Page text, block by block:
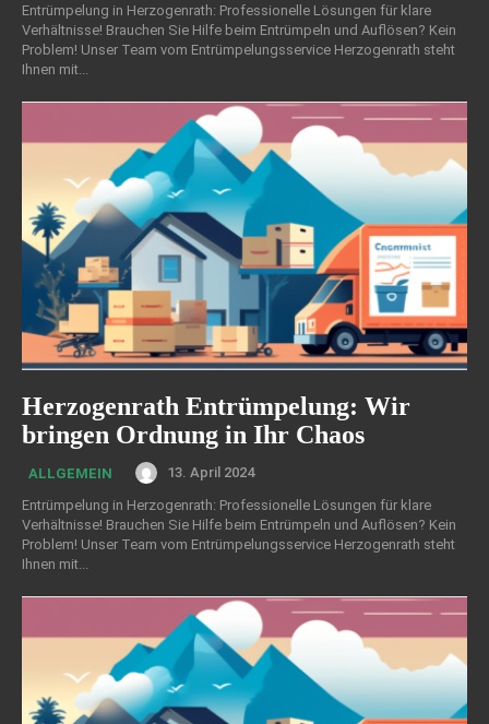
Entrümpelung in Herzogenrath: Professionelle Lösungen für klare
Verhältnisse! Brauchen Sie Hilfe beim Entrümpeln und Auflösen? Kein
Problem! Unser Team vom Entrümpelungsservice Herzogenrath steht
Ihnen mit...
Herzogenrath Entrümpelung: Wir
bringen Ordnung in Ihr Chaos
ALLGEMEIN
13. April 2024
Entrümpelung in Herzogenrath: Professionelle Lösungen für klare
Verhältnisse! Brauchen Sie Hilfe beim Entrümpeln und Auflösen? Kein
Problem! Unser Team vom Entrümpelungsservice Herzogenrath steht
Ihnen mit...